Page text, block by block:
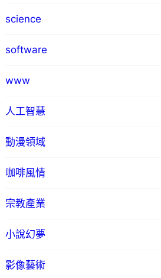
science
software
www
人工智慧
動漫領域
咖啡風情
宗教產業
小說幻夢
影像藝術